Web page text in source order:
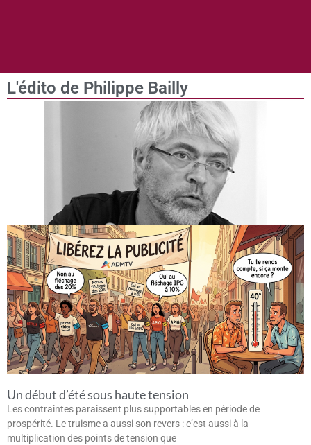
L'édito de Philippe Bailly
Un début d’été sous haute tension
Les contraintes paraissent plus supportables en période de
prospérité. Le truisme a aussi son revers : c’est aussi à la
multiplication des points de tension que